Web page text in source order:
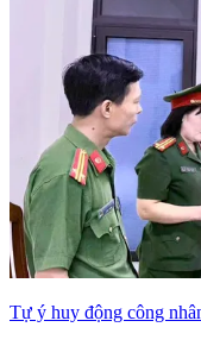
Tự ý huy động công